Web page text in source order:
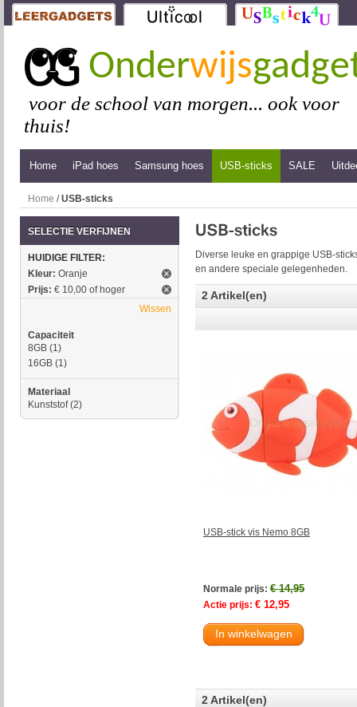
Onderwijs
voor de school van morgen... ook voor
thuis!
Home iPad hoes Samsung hoes USB-sticks SALE
Home /USB-sticks
Diverse leuke en grappige USB-
en andere speciale gelegenheden.
2 Artikel(en)
USB-stick vis Nemo 8GB
Normale prijs: € 14,95
Actie prijs: € 12,95
In winkelwagen
2 Artikel(en)
SELECTIE VERFIJNEN
HUIDIGE FILTER:
Kleur: Oranje
Prijs: € 10,00 of hoger
Wissen
Capaciteit
8GB (1)
16GB (1)
Materiaal
Kunststof(2)